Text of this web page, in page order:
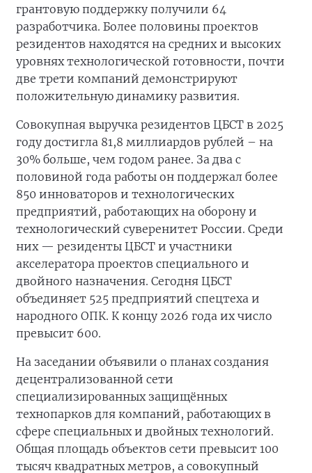
грантовую поддержку получили 64
разработчика. Более половины проектов
резидентов находятся на средних и высоких
уровнях технологической готовности, почти
две трети компаний демонстрируют
положительную динамику развития.
Совокупная выручка резидентов ЦБСТ в 2025
году достигла 81,8 миллиардов рублей – на
30% больше, чем годом ранее. За два с
половиной года работы он поддержал более
850 инноваторов и технологических
предприятий, работающих на оборону и
технологический суверенитет России. Среди
них — резиденты ЦБСТ и участники
акселератора проектов специального и
двойного назначения. Сегодня ЦБСТ
объединяет 525 предприятий спецтеха и
народного ОПК. К концу 2026 года их число
превысит 600.
На заседании объявили о планах создания
децентрализованной сети
специализированных защищённых
технопарков для компаний, работающих в
сфере специальных и двойных технологий.
Общая площадь объектов сети превысит 100
тысяч квадратных метров, а совокупный